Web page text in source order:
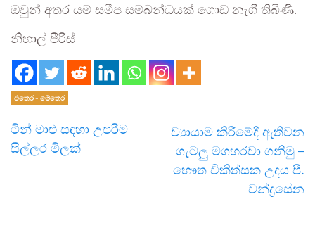
ඔවුන් අතර යම් සමීප සම්බන්ධයක් ගොඩ නැගී තිබිණි.
නිහාල් පීරිස්
එතෙර - මෙතෙර
ටින් මාළු සඳහා උපරිම
සිල්ලර මිලක්
ව්‍යායාම කිරීමේදී ඇතිවන
ගැටලු මගහරවා ගනිමු –
භෞත චිකිත්සක උදය පී.
චන්ද්‍රසේන